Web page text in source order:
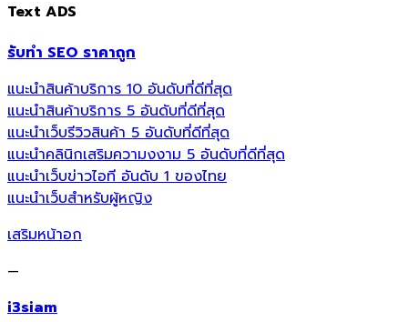
Text ADS
รับทำ SEO ราคาถูก
แนะนำสินค้าบริการ 10 อันดับที่ดีที่สุด
แนะนำสินค้าบริการ 5 อันดับที่ดีที่สุด
แนะนำเว็บรีวิวสินค้า 5 อันดับที่ดีที่สุด
แนะนำคลินิกเสริมความงงาม 5 อันดับที่ดีที่สุด
แนะนำเว็บข่าวไอที อันดับ 1 ของไทย
แนะนำเว็บสำหรับผู้หญิง
เสริมหน้าอก
—
i3siam